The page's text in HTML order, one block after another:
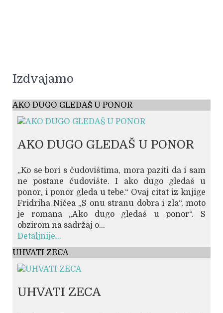
Izdvajamo
AKO DUGO GLEDAŠ U PONOR
AKO DUGO GLEDAŠ U PONOR
„Ko se bori s čudovištima, mora paziti da i sam
ne postane čudovište. I ako dugo gledaš u
ponor, i ponor gleda u tebe.“ Ovaj citat iz knjige
Fridriha Ničea „S onu stranu dobra i zla“, moto
je romana „Ako dugo gledaš u ponor“. S
obzirom na sadržaj o...
Detaljnije...
UHVATI ZECA
UHVATI ZECA